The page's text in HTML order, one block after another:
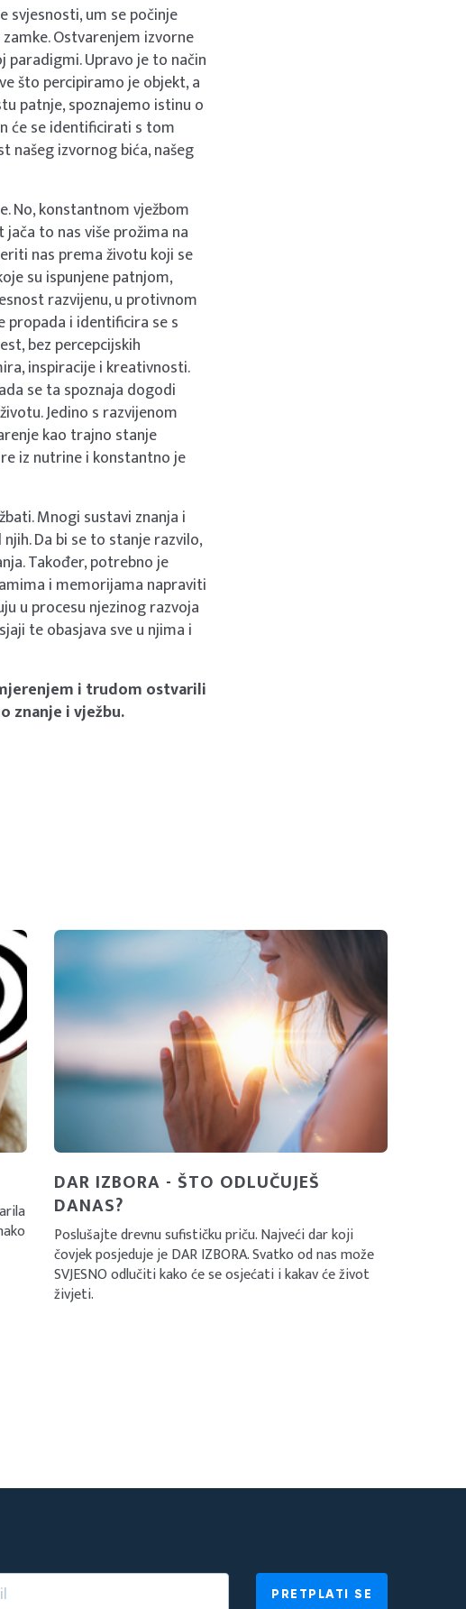
svjesnosti, um se počinje
Ostvarenjem izvorne
Upravo je to način
što percipiramo je objekt, a
patnje, spoznajemo istinu o
će se identificirati s tom
našeg izvornog bića, našeg
No, konstantnom vježbom
to nas više prožima na
nas prema životu koji se
su ispunjene patnjom,
razvijenu, u protivnom
propada i identificira se s
bez percepcijskih
inspiracije i kreativnosti.
se ta spoznaja dogodi
Jedino s razvijenom
kao trajno stanje
iz nutrine i konstantno je
Mnogi sustavi znanja i
Da bi se to stanje razvilo,
Također, potrebno je
i memorijama napraviti
u procesu njezinog razvoja
te obasjava sve u njima i
i trudom ostvarili
znanje i vježbu.
DAR IZBORA - ŠTO ODLUČUJEŠ
DANAS?
Poslušajte drevnu sufističku priču. Najveći dar koji
čovjek posjeduje je DAR IZBORA. Svatko od nas može
SVJESNO odlučiti kako će se osjećati i kakav će život
živjeti.